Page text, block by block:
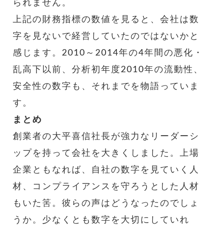
られません。
上記の財務指標の数値を見ると、会社は数
字を見ないで経営していたのではないかと
感じます。2010～2014年の4年間の悪化・
乱高下以前、分析初年度2010年の流動性、
安全性の数字も、それまでを物語っていま
す。
まとめ
創業者の大平喜信社長が強力なリーダーシ
ップを持って会社を大きくしました。上場
企業ともなれば、自社の数字を見ていく人
材、コンプライアンスを守ろうとした人材
もいた筈。彼らの声はどうなったのでしょ
うか。少なくとも数字を大切にしていれ